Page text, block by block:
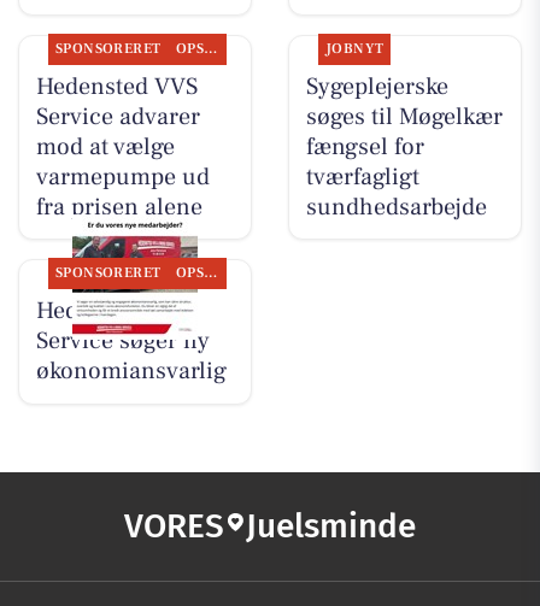
SPONSORERET OPSLAGSTAVLEN
Hedensted VVS
Service advarer
mod at vælge
varmepumpe ud
fra prisen alene
JOBNYT
Sygeplejerske
søges til Møgelkær
fængsel for
tværfagligt
sundhedsarbejde
SPONSORERET OPSLAGSTAVLEN
Hedensted VVS
Service søger ny
økonomiansvarlig
VORES Juelsminde